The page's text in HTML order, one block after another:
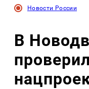
Новости России
В